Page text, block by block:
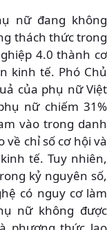
nữ đang không
thách thức trong
4.0 thành cơ
kinh tế. Phó Chủ
của phụ nữ Việt
nữ chiếm 31%
vào trong danh
về chỉ số cơ hội và
tế. Tuy nhiên,
kỷ nguyên số,
có nguy cơ làm
nữ không được